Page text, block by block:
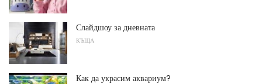
Слайдшоу за дневната
КЪЩА
Как да украсим аквариум?